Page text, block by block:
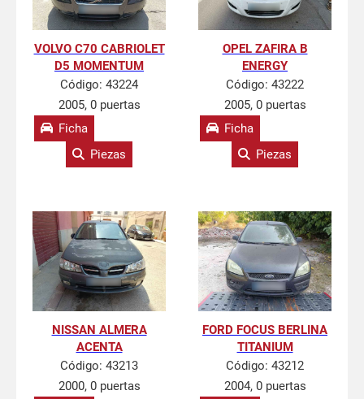
VOLVO C70 CABRIOLET
D5 MOMENTUM
Código: 43224
2005, 0 puertas
Ficha
Piezas
OPEL ZAFIRA B
ENERGY
Código: 43222
2005, 0 puertas
Ficha
Piezas
NISSAN ALMERA
ACENTA
Código: 43213
2000, 0 puertas
FORD FOCUS BERLINA
TITANIUM
Código: 43212
2004, 0 puertas